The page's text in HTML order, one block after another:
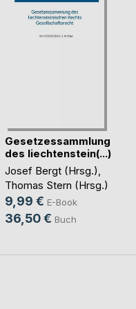
Gesetzessammlung
des liechtenstein(...)
Josef Bergt (Hrsg.),
Thomas Stern (Hrsg.)
9,99 € E-Book
36,50 € Buch